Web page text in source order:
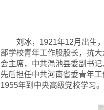
刘冰，1921年12月出生
部学校青年工作股股长，抗
会主席，中共渑池县委副书
先后担任中共河南省委青年
1955年到中央高级党校学习。